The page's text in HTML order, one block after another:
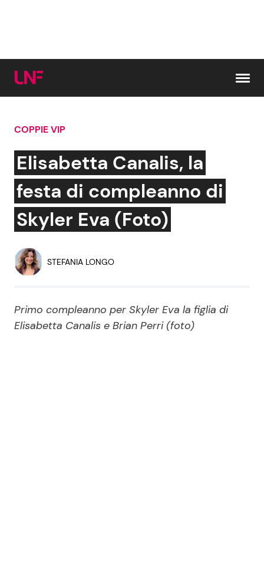
Cerca:
News e Cronaca
Attualità Italiana
Economia
Persone Scomparse
Gossip e TV
Bellezze VIP
Programmi TV
COPPIE VIP
Elisabetta Canalis, la
festa di compleanno di
Skyler Eva (Foto)
STEFANIA LONGO
Primo compleanno per Skyler Eva la figlia di
Elisabetta Canalis e Brian Perri (foto)